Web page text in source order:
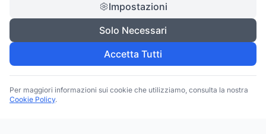
Impostazioni
Solo Necessari
Accetta Tutti
Per maggiori informazioni sui cookie che utilizziamo, consulta la nostra
Cookie Policy.